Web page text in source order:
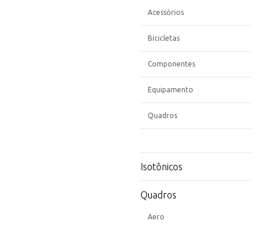
Acessórios
Bicicletas
Componentes
Equipamento
Quadros
Isotônicos
Quadros
Aero